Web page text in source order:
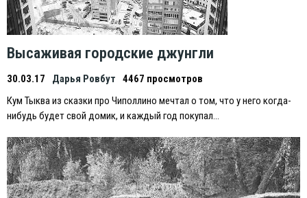
Высаживая городские джунгли
30.03.17 Дарья Ровбут
4467 просмотров
Кум Тыква из сказки про Чиполлино мечтал о том, что у него когда-
нибудь будет свой домик, и каждый год покупал…